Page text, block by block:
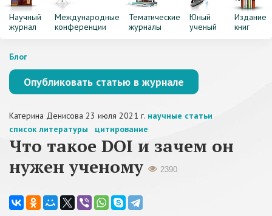
Научный
журнал
Международные
конференции
Тематические
журналы
Юный
ученый
Издание
книг
Блог
Опубликовать статью в журнале
Катерина Денисова 23 июля 2021 г. научные статьи
список литературы
цитирование
Что такое DOI и зачем он
нужен ученому
2390